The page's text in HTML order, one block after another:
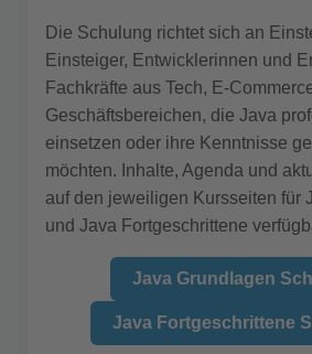
Die Schulung richtet sich an
Einsteiger, Entwicklerinnen und
Fachkräfte aus Tech, E-
Geschäftsbereichen, die Java
einsetzen oder ihre Kenntnisse
möchten. Inhalte, Agenda und
auf den jeweiligen Kursseiten für
und Java Fortgeschrittene
Java Grundlagen
Java Fortgeschrittene